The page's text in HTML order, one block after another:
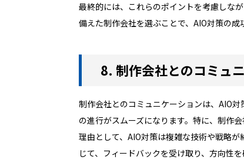
最終的には、これらのポイントを考慮しな
備えた制作会社を選ぶことで、AIO対策の成
8. 制作会社とのコミュ
制作会社とのコミュニケーションは、AIO
の進行がスムーズになります。特に、制作
理由として、AIO対策は複雑な技術や戦略
じて、フィードバックを受け取り、方向性を